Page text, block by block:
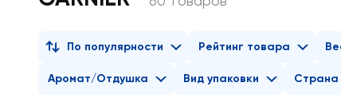
По популярности Рейтинг товара
Аромат/Отдушка Вид упаковки Страна